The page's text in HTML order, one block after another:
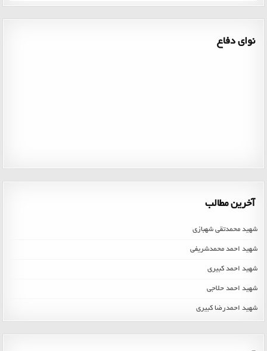
نوای دفاع
آخرین مطالب
شهید محمدتقی شهبازی
شهید احمد محمدشریفی
شهید احمد کبیری
شهید احمد حلاجی
شهید احمدرضا کبیری